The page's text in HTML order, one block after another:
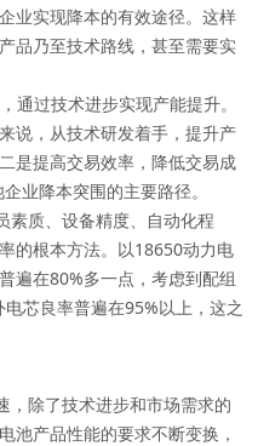
业实现降本的有效途径。这样
品乃至技术路线，甚至需要实
过技术进步实现产能提升。
说，从技术研发着手，提升产
是提高交易效率，降低交易成
业降本突围的主要路径。
质、设备精度、自动化程
的根本方法。以18650动力电
遍在80%多一点，考虑到配组
芯良率普遍在95%以上，这之
除了技术进步和市场需求的
池产品性能的要求不断变换，